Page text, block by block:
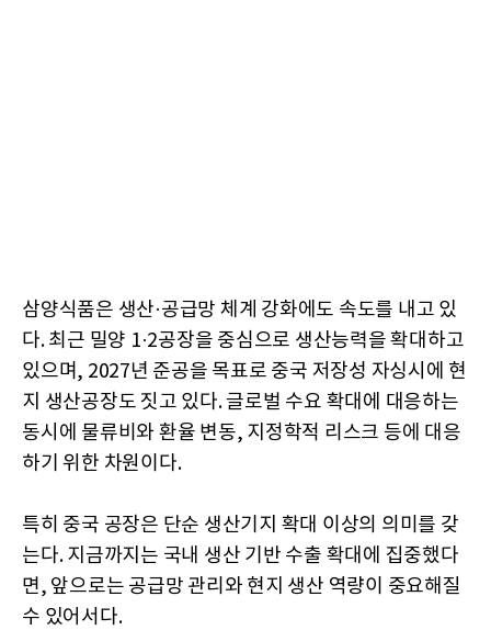
삼양식품은 생산·공급망 체계 강화에도 속도를 내고 있
다. 최근 밀양 1·2공장을 중심으로 생산능력을 확대하고
있으며, 2027년 준공을 목표로 중국 저장성 자싱시에 현
지 생산공장도 짓고 있다. 글로벌 수요 확대에 대응하는
동시에 물류비와 환율 변동, 지정학적 리스크 등에 대응
하기 위한 차원이다.
특히 중국 공장은 단순 생산기지 확대 이상의 의미를 갖
는다. 지금까지는 국내 생산 기반 수출 확대에 집중했다
면, 앞으로는 공급망 관리와 현지 생산 역량이 중요해질
수 있어서다.